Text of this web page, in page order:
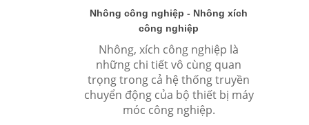
Nhông công nghiệp - Nhông xích
công nghiệp
Nhông, xích công nghiệp là
những chi tiết vô cùng quan
trọng trong cả hệ thống truyền
chuyển động của bộ thiết bị máy
móc công nghiệp.